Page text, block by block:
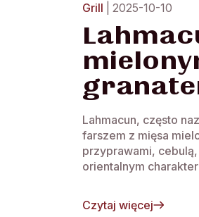
Grill | 2025-10-10
Lahmacun, często
farszem z mięsa
przyprawami,
orientalnym
Czytaj więcej